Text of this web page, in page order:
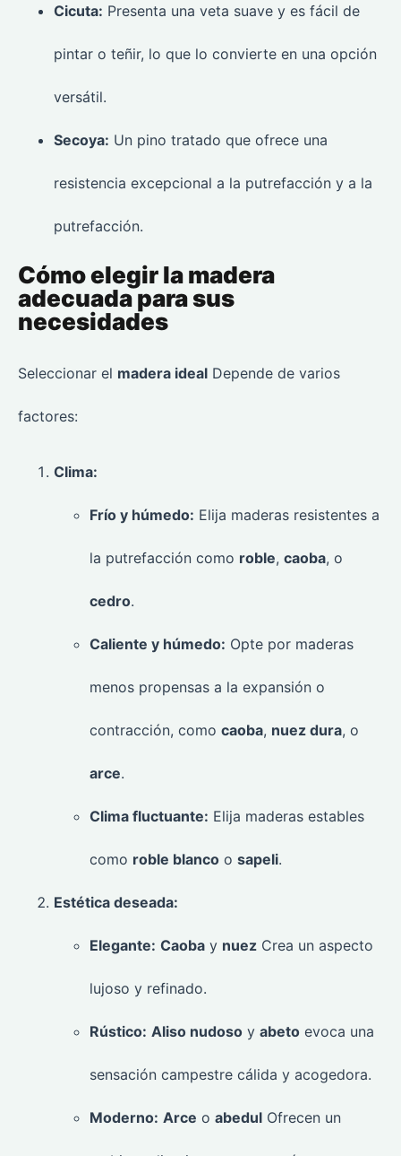
Cicuta: Presenta una veta suave y es fácil de
pintar o teñir, lo que lo convierte en una opción
versátil.
Secoya: Un pino tratado que ofrece una
resistencia excepcional a la putrefacción y a la
putrefacción.
Cómo elegir la madera
adecuada para sus
necesidades
Seleccionar el madera ideal Depende de varios
factores:
Clima:
Frío y húmedo: Elija maderas resistentes a
la putrefacción como roble, caoba, o
cedro.
Caliente y húmedo: Opte por maderas
menos propensas a la expansión o
contracción, como caoba, nuez dura, o
arce.
Clima fluctuante: Elija maderas estables
como roble blanco o sapeli.
Estética deseada:
Elegante: Caoba y nuez Crea un aspecto
lujoso y refinado.
Rústico: Aliso nudoso y abeto evoca una
sensación campestre cálida y acogedora.
Moderno: Arce o abedul Ofrecen un